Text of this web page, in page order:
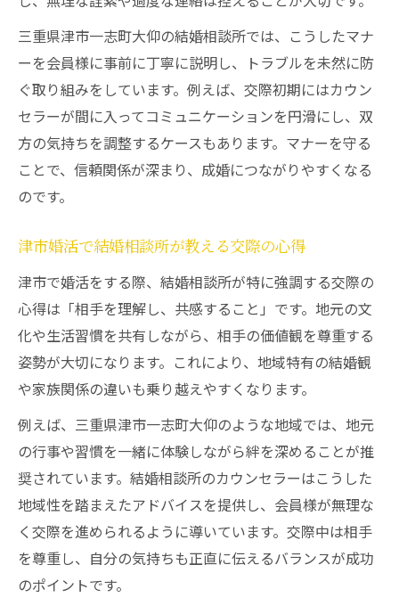
三重県津市一志町大仰の結婚相談所では、こうしたマナ
ーを会員様に事前に丁寧に説明し、トラブルを未然に防
ぐ取り組みをしています。例えば、交際初期にはカウン
セラーが間に入ってコミュニケーションを円滑にし、双
方の気持ちを調整するケースもあります。マナーを守る
ことで、信頼関係が深まり、成婚につながりやすくなる
のです。
津市婚活で結婚相談所が教える交際の心得
津市で婚活をする際、結婚相談所が特に強調する交際の
心得は「相手を理解し、共感すること」です。地元の文
化や生活習慣を共有しながら、相手の価値観を尊重する
姿勢が大切になります。これにより、地域特有の結婚観
や家族関係の違いも乗り越えやすくなります。
例えば、三重県津市一志町大仰のような地域では、地元
の行事や習慣を一緒に体験しながら絆を深めることが推
奨されています。結婚相談所のカウンセラーはこうした
地域性を踏まえたアドバイスを提供し、会員様が無理な
く交際を進められるように導いています。交際中は相手
を尊重し、自分の気持ちも正直に伝えるバランスが成功
のポイントです。